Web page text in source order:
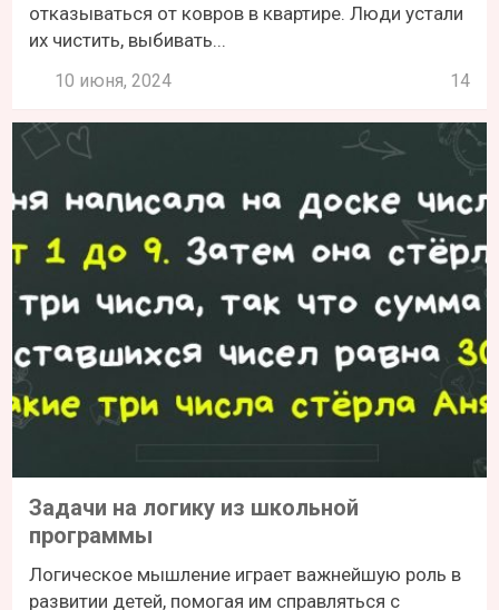
отказываться от ковров в квартире. Люди устали
их чистить, выбивать...
10 июня, 2024 14
Задачи на логику из школьной
программы
Логическое мышление играет важнейшую роль в
развитии детей, помогая им справляться с